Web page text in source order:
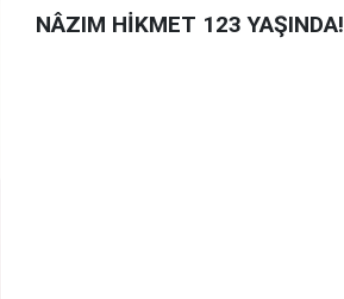
NÂZIM HİKMET 123 YAŞINDA!